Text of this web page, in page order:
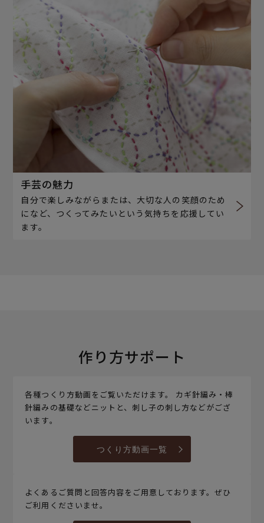
手芸の魅力
自分で楽しみながらまたは、大切な人の笑顔のため
になど、つくってみたいという気持ちを応援してい
ます。
作り方サポート
各種つくり方動画をご覧いただけます。 カギ針編み・棒
針編みの基礎などニットと、刺し子の刺し方などがござ
います。
つくり方動画一覧
よくあるご質問と回答内容をご用意しております。ぜひ
ご利用くださいませ。